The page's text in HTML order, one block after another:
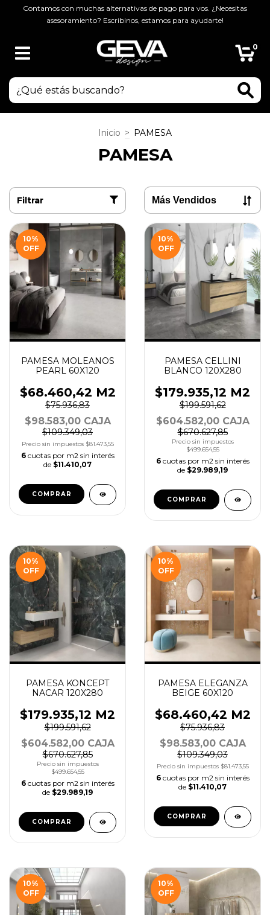
Contamos con muchas alternativas de pago para vos. ¿Necesitas
asesoramiento? Escribinos, estamos para ayudarte!
0
Inicio > PAMESA
PAMESA
Filtrar
10%
OFF
PAMESA MOLEANOS
PEARL 60X120
$68.460,42 M2
$75.936,83
$98.583,00 CAJA
$109.349,03
Precio sin impuestos $81.473,55
6 cuotas por m2 sin interés
de $11.410,07
COMPRAR
10%
OFF
PAMESA CELLINI
BLANCO 120X280
$179.935,12 M2
$199.591,62
$604.582,00 CAJA
$670.627,85
Precio sin impuestos
$499.654,55
6 cuotas por m2 sin interés
de $29.989,19
COMPRAR
10%
OFF
PAMESA KONCEPT
NACAR 120X280
$179.935,12 M2
$199.591,62
$604.582,00 CAJA
$670.627,85
Precio sin impuestos
$499.654,55
6 cuotas por m2 sin interés
de $29.989,19
COMPRAR
10%
OFF
PAMESA ELEGANZA
BEIGE 60X120
$68.460,42 M2
$75.936,83
$98.583,00 CAJA
$109.349,03
Precio sin impuestos $81.473,55
6 cuotas por m2 sin interés
de $11.410,07
COMPRAR
10%
OFF
10%
OFF